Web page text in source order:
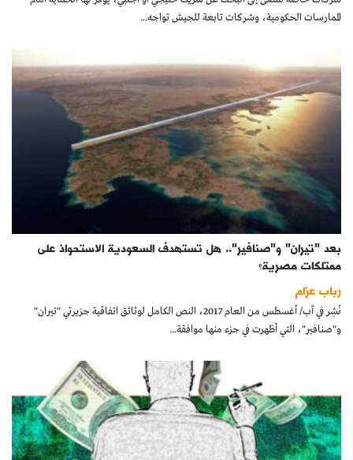
الممارسات الحكومية، وشركات تابعة للجيش تواجه...
بعد "تيران" و"صنافير".. هل تستهدف السعودية الاستحواذ على
ممتلكات مصرية؟
رباب عزام
نُشِر في آب/ أغسطس من العام 2017، النص الكامل لوثائق اتفاقية جزيرتي "تيران"
و"صنافير"، التي أظهرت في جزء منها موافقة...